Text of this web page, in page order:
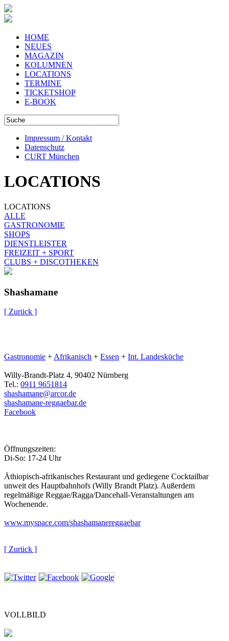
HOME
NEUES
MAGAZIN
KOLUMNEN
LOCATIONS
TERMINE
TICKETSHOP
E-BOOK
Impressum / Kontakt
Datenschutz
CURT München
LOCATIONS
LOCATIONS
ALLE
GASTRONOMIE
SHOPS
DIENSTLEISTER
FREIZEIT + SPORT
CLUBS + DISCOTHEKEN
Shashamane
[ Zurück ]
Gastronomie + Afrikanisch + Essen + Int. Landesküche
Willy-Brandt-Platz 4, 90402 Nürnberg
Tel.: 0911 9651814
shashamane@arcor.de
shashamane-reggaebar.de
Facebook
Öffnungszeiten:
Di-So: 17-24 Uhr
Äthiopisch-afrikanisches Restaurant und gediegene Cocktailbar
unweit des Hauptbahnhofs (Willy Brandt Platz). Außerdem
regelmäßige Reggae/Ragga/Dancehall-Veranstaltungen am
Wochenende.
www.myspace.com/shashamanereggaebar
[ Zurück ]
VOLLBILD